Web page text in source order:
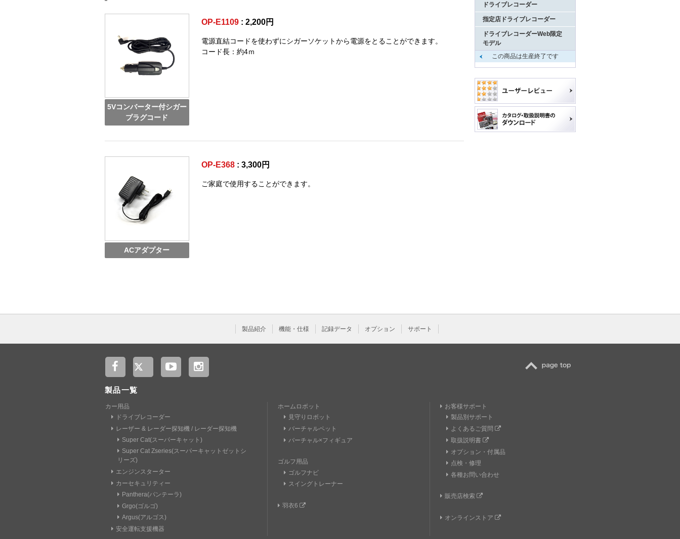
5Vコンバーター付シガー
プラグコード
OP-E1109 : 2,200円
電源直結コードを使わずにシガーソケットから電源をとることができます。
コード長：約4ｍ
ACアダプター
OP-E368 : 3,300円
ご家庭で使用することができます。
ドライブレコーダー
指定店ドライブレコーダー
ドライブレコーダーWeb限定
モデル
この商品は生産終了です
製品紹介 機能・仕様 記録データ オプション サポート
製品一覧
カー用品
ドライブレコーダー
レーザー & レーダー探知機 / レーダー探知機
Super Cat(スーパーキャット)
Super Cat Zseries(スーパーキャットゼットシ
リーズ)
エンジンスターター
カーセキュリティー
Panthera(パンテーラ)
Grgo(ゴルゴ)
Argus(アルゴス)
安全運転支援機器
ホームロボット
見守りロボット
バーチャルペット
バーチャル×フィギュア
ゴルフ用品
ゴルフナビ
スイングトレーナー
羽衣6
お客様サポート
製品別サポート
よくあるご質問
取扱説明書
オプション・付属品
点検・修理
各種お問い合わせ
販売店検索
オンラインストア